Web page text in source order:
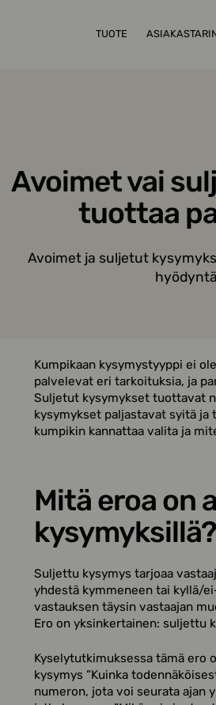
TUOTE
Avoimet vai
tuottaa
Avoimet ja suljetut
Kumpikaan kysymystyyppi ei
palvelevat eri tarkoituksia, ja
Suljetut kysymykset tuottavat
kysymykset paljastavat syitä ja
kumpikin kannattaa valita ja
Mitä eroa on
kysymyksillä?
Suljettu kysymys tarjoaa
yhdestä kymmeneen tai kyllä/
vastauksen täysin vastaajan
Ero on yksinkertainen: suljettu
Kyselytutkimuksessa tämä ero
kysymys ”Kuinka
numeron, jota voi seurata ajan